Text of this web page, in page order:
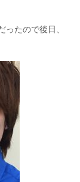
たので後日、